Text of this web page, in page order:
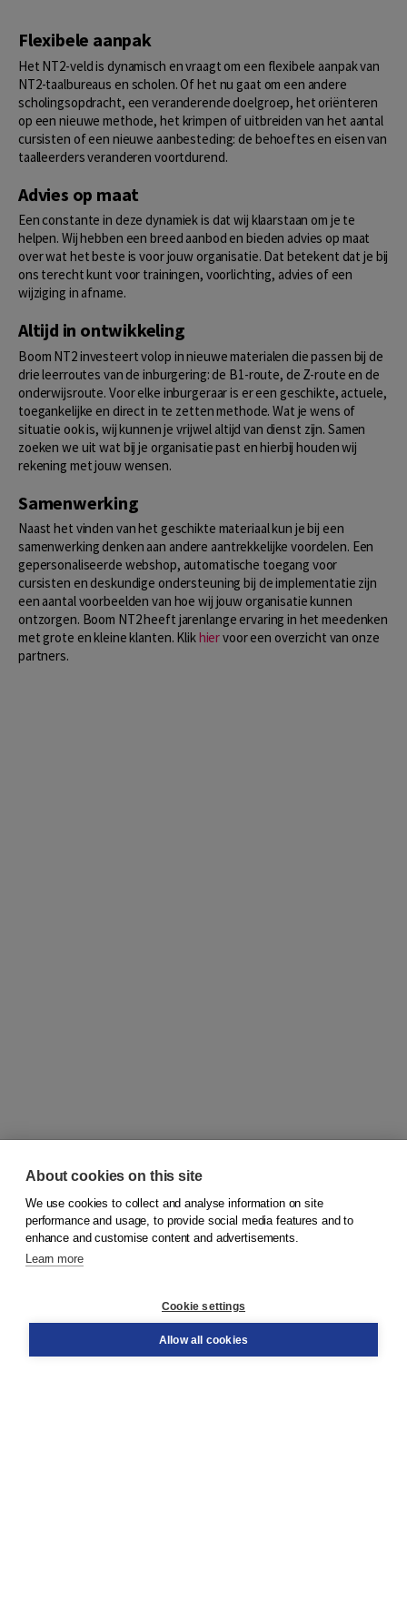
Flexibele aanpak
Het NT2-veld is dynamisch en vraagt om een flexibele aanpak van
NT2-taalbureaus en scholen. Of het nu gaat om een andere
scholingsopdracht, een veranderende doelgroep, het oriënteren
op een nieuwe methode, het krimpen of uitbreiden van het aantal
cursisten of een nieuwe aanbesteding: de behoeftes en eisen van
taalleerders veranderen voortdurend.
Advies op maat
Een constante in deze dynamiek is dat wij klaarstaan om je te
helpen. Wij hebben een breed aanbod en bieden advies op maat
over wat het beste is voor jouw organisatie. Dat betekent dat je bij
ons terecht kunt voor trainingen, voorlichting, advies of een
wijziging in afname.
Altijd in ontwikkeling
Boom NT2 investeert volop in nieuwe materialen die passen bij de
drie leerroutes van de inburgering: de B1-route, de Z-route en de
onderwijsroute. Voor elke inburgeraar is er een geschikte, actuele,
toegankelijke en direct in te zetten methode. Wat je wens of
situatie ook is, wij kunnen je vrijwel altijd van dienst zijn. Samen
zoeken we uit wat bij je organisatie past en hierbij houden wij
rekening met jouw wensen.
Samenwerking
Naast het vinden van het geschikte materiaal kun je bij een
samenwerking denken aan andere aantrekkelijke voordelen. Een
gepersonaliseerde webshop, automatische toegang voor
cursisten en deskundige ondersteuning bij de implementatie zijn
een aantal voorbeelden van hoe wij jouw organisatie kunnen
ontzorgen. Boom NT2 heeft jarenlange ervaring in het meedenken
met grote en kleine klanten. Klikhiervoor een overzicht van onze
partners.
© 2026Koninklijke Boom uitgevers
Order
About cookies on this site
We use cookies to collect and analyse information on site
performance and usage, to provide social media features and to
enhance and customise content and advertisements.
Learn more
Cookie settings
Allow all cookies